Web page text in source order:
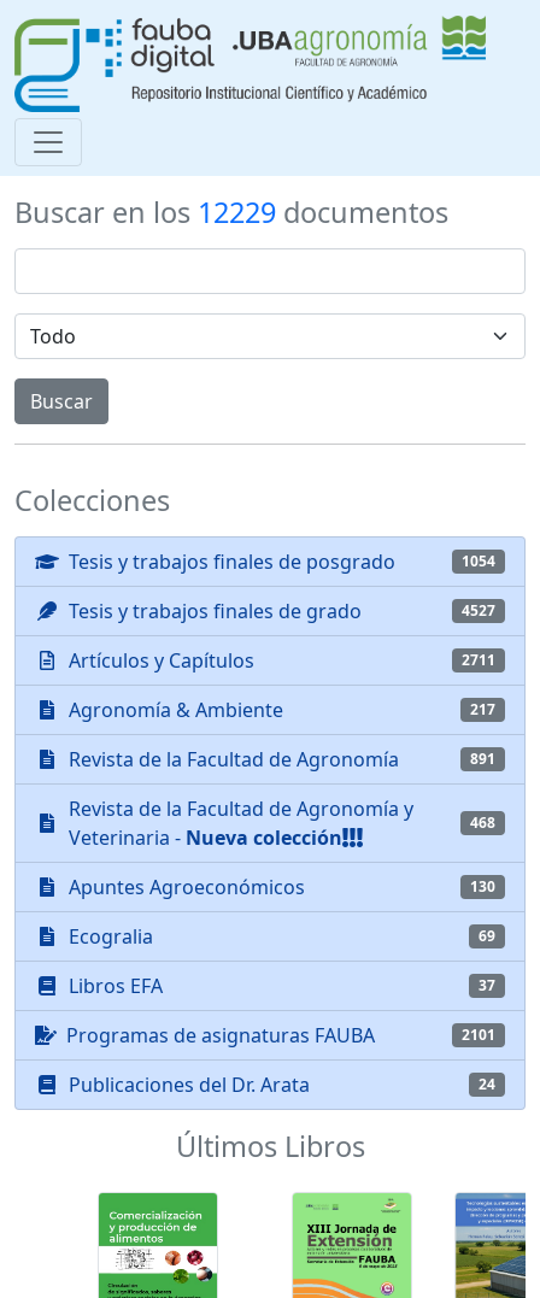
Buscar en los 12229 documentos
Colecciones
Tesis y trabajos finales de posgrado 1054
Tesis y trabajos finales de grado 4527
Artículos y Capítulos 2711
Agronomía & Ambiente 217
Revista de la Facultad de Agronomía 891
Revista de la Facultad de Agronomía y
Veterinaria - Nueva colección
468
Apuntes Agroeconómicos 130
Ecogralia 69
Libros EFA 37
Programas de asignaturas FAUBA 2101
Publicaciones del Dr. Arata 24
Últimos Libros